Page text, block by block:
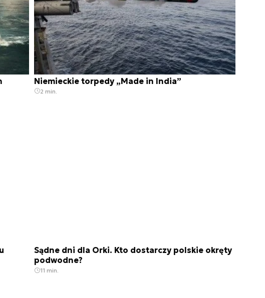
Niemieckie torpedy „Made in India”
2 min.
Sądne dni dla Orki. Kto dostarczy polskie okręty
podwodne?
11 min.